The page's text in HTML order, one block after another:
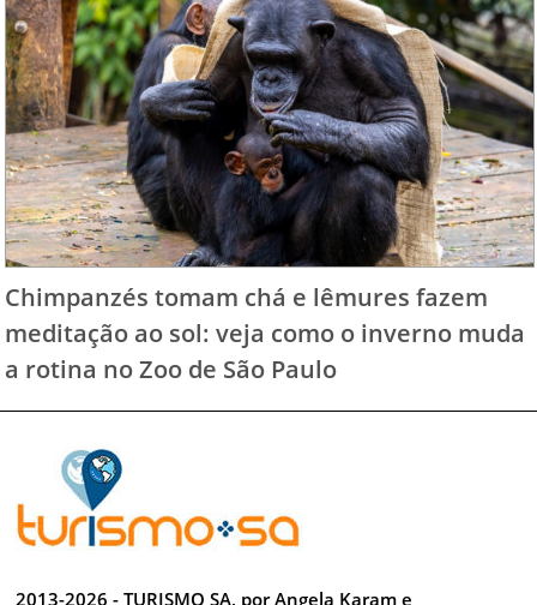
Chimpanzés tomam chá e lêmures fazem
meditação ao sol: veja como o inverno muda
a rotina no Zoo de São Paulo
2013-2026 - TURISMO SA, por Angela Karam e